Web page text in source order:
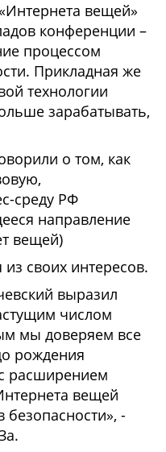
вещей»
конференции –
процессом
Прикладная же
технологии
зарабатывать,
о том, как
среду РФ
направление
вещей)
своих интересов.
выразил
числом
мы доверяем все
рождения
расширением
вещей
безопасности», -